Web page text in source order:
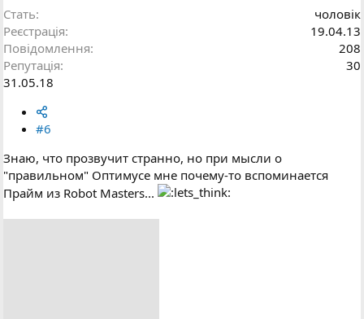
Стать
чоловік
Реєстрація
19.04.13
Повідомлення
208
Репутація
30
31.05.18
#6
Знаю, что прозвучит странно, но при мысли о
"правильном" Оптимусе мне почему-то вспоминается
Прайм из Robot Masters...